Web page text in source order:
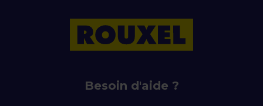
Besoin d'aide ?